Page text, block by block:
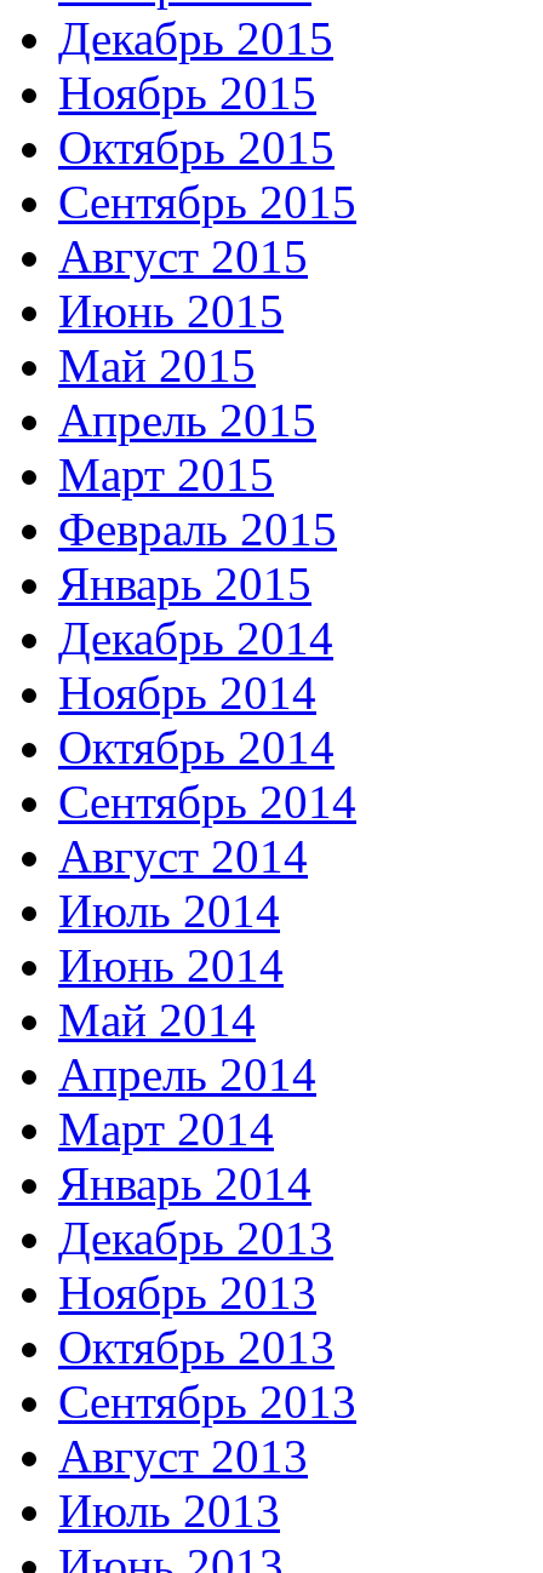
Декабрь 2015
Ноябрь 2015
Октябрь 2015
Сентябрь 2015
Август 2015
Июнь 2015
Май 2015
Апрель 2015
Март 2015
Февраль 2015
Январь 2015
Декабрь 2014
Ноябрь 2014
Октябрь 2014
Сентябрь 2014
Август 2014
Июль 2014
Июнь 2014
Май 2014
Апрель 2014
Март 2014
Январь 2014
Декабрь 2013
Ноябрь 2013
Октябрь 2013
Сентябрь 2013
Август 2013
Июль 2013